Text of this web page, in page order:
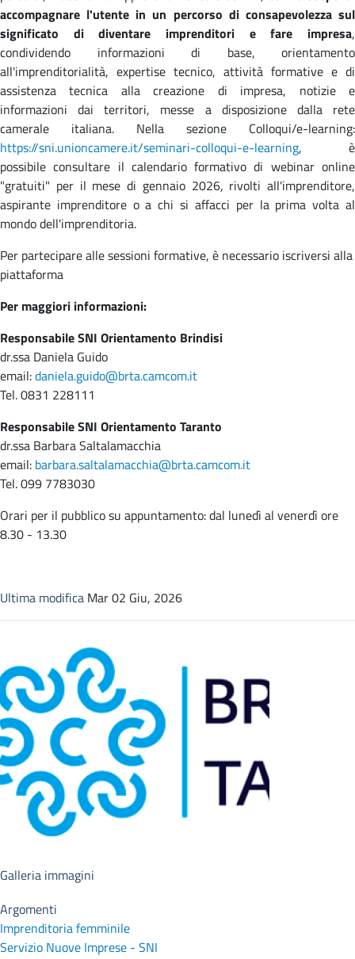
accompagnare l'utente in un percorso di consapevolezza sul
significato di diventare imprenditori e fare impresa,
condividendo informazioni di base, orientamento
all'imprenditorialità, expertise tecnico, attività formative e di
assistenza tecnica alla creazione di impresa, notizie e
informazioni dai territori, messe a disposizione dalla rete
camerale italiana. Nella sezione Colloqui/e-learning:
https://sni.unioncamere.it/seminari-colloqui-e-learning, è
possibile consultare il calendario formativo di webinar online
"gratuiti" per il mese di gennaio 2026, rivolti all'imprenditore,
aspirante imprenditore o a chi si affacci per la prima volta al
mondo dell'imprenditoria.
Per partecipare alle sessioni formative, è necessario iscriversi alla
piattaforma
Per maggiori informazioni:
Responsabile SNI Orientamento Brindisi
dr.ssa Daniela Guido
email:daniela.guido@brta.camcom.it
Tel. 0831 228111
Responsabile SNI Orientamento Taranto
dr.ssa Barbara Saltalamacchia
email: barbara.saltalamacchia@brta.camcom.it
Tel. 099 7783030
Orari per il pubblico su appuntamento: dal lunedì al venerdì ore
8.30 - 13.30
Ultima modifica Mar 02 Giu, 2026
Galleria immagini
Argomenti
Imprenditoria femminile
Servizio Nuove Imprese - SNI